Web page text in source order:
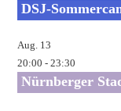
DSJ-
Aug. 13
20:00 -23:30
Nürnberger